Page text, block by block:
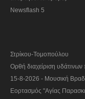
Newsflash 5
Στρίκου-Τομοπούλου
Ορθή διαχείριση
15-8-2026 - Μουσική
Εορτασμός "Αγίας